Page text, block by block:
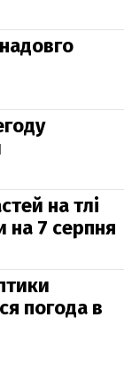
на тлі
на 7 серпня
погода в